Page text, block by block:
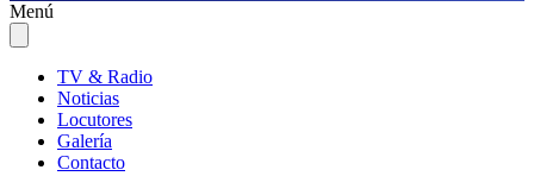
Menú
TV & Radio
Noticias
Locutores
Galería
Contacto